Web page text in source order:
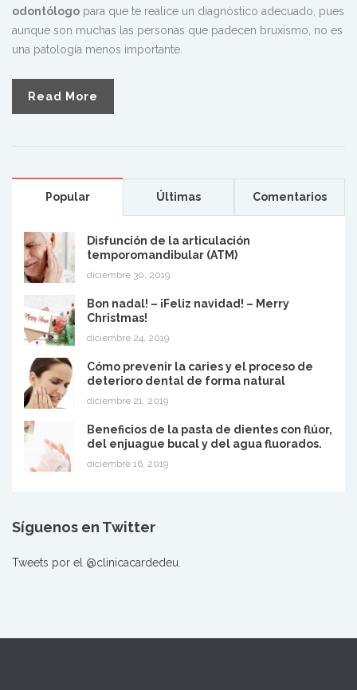
odontólogo para que te realice un diagnóstico adecuado, pues
aunque son muchas las personas que padecen bruxismo, no es
una patología menos importante.
Read More
Popular Últimas Comentarios
Disfunción de la articulación
temporomandibular (ATM)
diciembre 30, 2019
Bon nadal! – ¡Feliz navidad! – Merry
Christmas!
diciembre 24, 2019
Cómo prevenir la caries y el proceso de
deterioro dental de forma natural
diciembre 21, 2019
Beneficios de la pasta de dientes con flúor,
del enjuague bucal y del agua fluorados.
diciembre 16, 2019
Síguenos en Twitter
Tweets por el @clinicacardedeu.